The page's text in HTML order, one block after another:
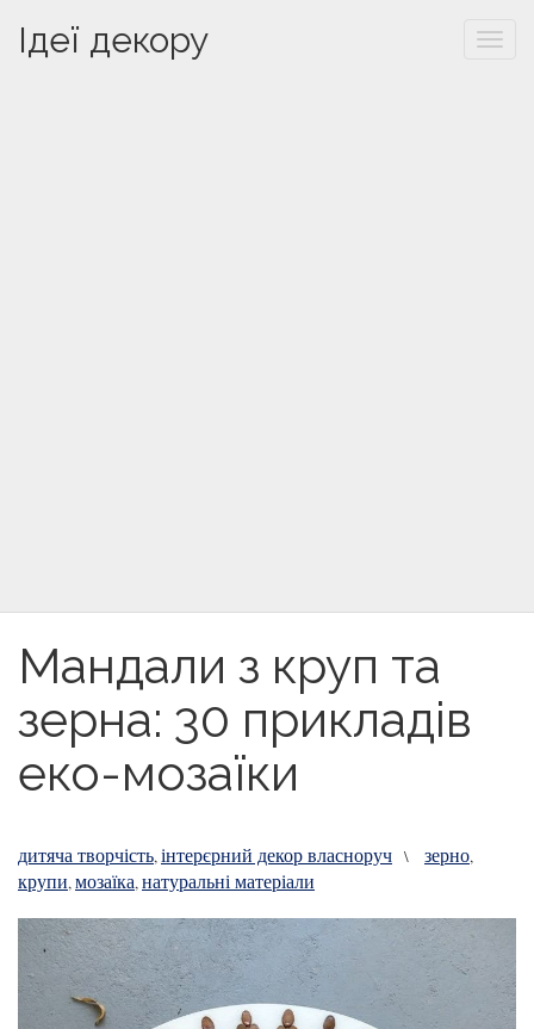
Ідеї декору
Мандали з круп та
зерна: 30 прикладів
еко-мозаїки
дитяча творчість,інтерєрний декор власноруч \ зерно,
крупи,мозаїка,натуральні матеріали